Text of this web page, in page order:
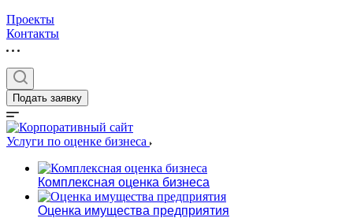
Проекты
Контакты
Подать заявку
Услуги по оценке бизнеса
Комплексная оценка бизнеса
Оценка имущества предприятия